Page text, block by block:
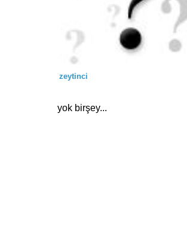
zeytinci
yok birşey...